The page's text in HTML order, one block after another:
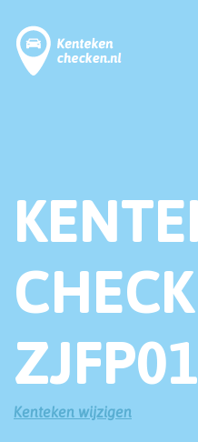
CHECK
ZJFP01
Kenteken wijzigen